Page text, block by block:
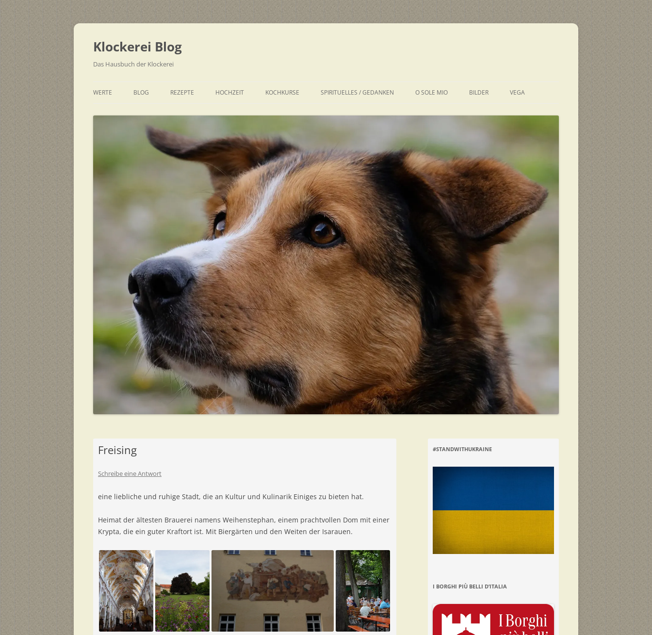
Zum
springen
Klockerei Blog
Das Hausbuch der Klockerei
WERTE BLOG REZEPTE
EINFACH
HOCHZEIT KOCHKURSE SPIRITUELLES / GEDANKEN O SOLE MIO BILDER VEGA
Freising
Schreibe eine Antwort
eine liebliche und ruhige Stadt, die an Kultur und Kulinarik Einiges zu bieten hat.
Heimat der ältesten Brauerei namens Weihenstephan, einem prachtvollen Dom mit einer
Krypta, die ein guter Kraftort ist. Mit Biergärten und den Weiten der Isarauen.
#STANDWITHUKRAINE
I BORGHI PIÙ BELLI D’ITALIA